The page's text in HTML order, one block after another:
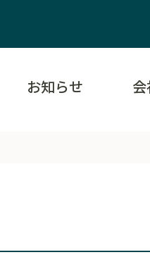
お知らせ 会